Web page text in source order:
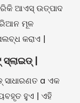
ଆଏସ୍ ଉତ୍ପାଦ
ରିଆନ ମୂଳ
କରାଏ |
|
a ଏକ
ହୁଏ | ଏହି